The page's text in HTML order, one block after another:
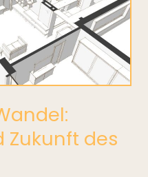
Zukunft des